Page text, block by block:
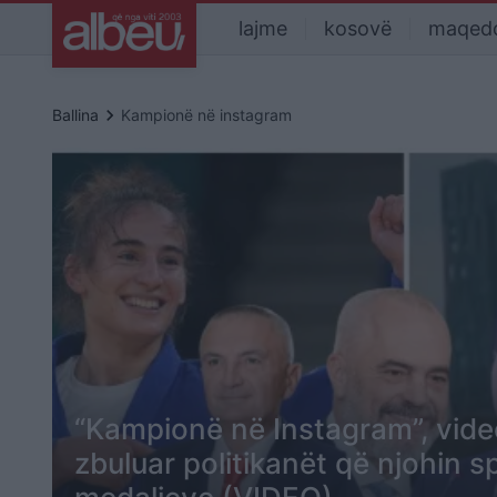
lajme kosovë
Ballina keyboard_arrow_right Kampionë në instagram
“Kampionë në Instagram”,
zbuluar politikanët që njohin